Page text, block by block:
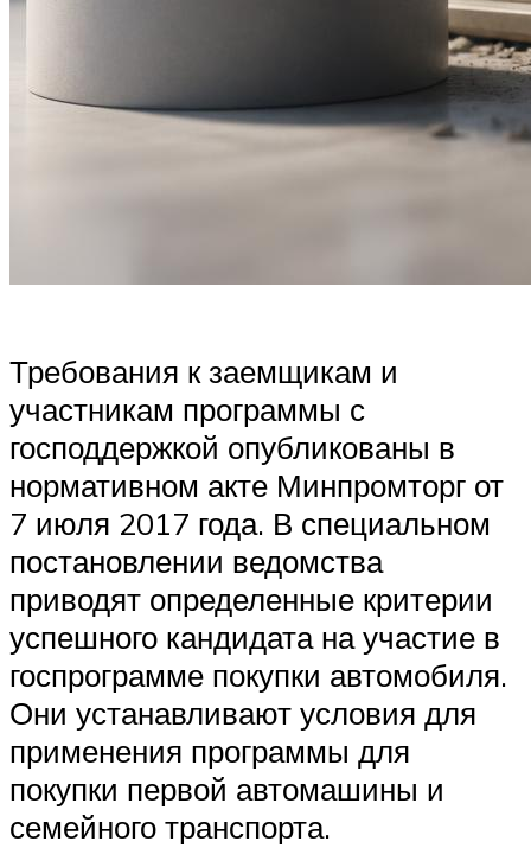
Требования к заемщикам и
участникам программы с
господдержкой опубликованы в
нормативном акте Минпромторг от
7 июля 2017 года. В специальном
постановлении ведомства
приводят определенные критерии
успешного кандидата на участие в
госпрограмме покупки автомобиля.
Они устанавливают условия для
применения программы для
покупки первой автомашины и
семейного транспорта.